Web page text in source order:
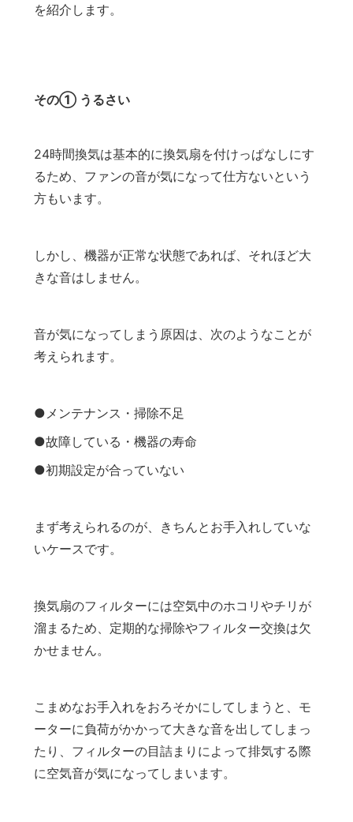
を紹介します。
その① うるさい
24時間換気は基本的に換気扇を付けっぱなしにす
るため、ファンの音が気になって仕方ないという
方もいます。
しかし、機器が正常な状態であれば、それほど大
きな音はしません。
音が気になってしまう原因は、次のようなことが
考えられます。
●メンテナンス・掃除不足
●故障している・機器の寿命
●初期設定が合っていない
まず考えられるのが、きちんとお手入れしていな
いケースです。
換気扇のフィルターには空気中のホコリやチリが
溜まるため、定期的な掃除やフィルター交換は欠
かせません。
こまめなお手入れをおろそかにしてしまうと、モ
ーターに負荷がかかって大きな音を出してしまっ
たり、フィルターの目詰まりによって排気する際
に空気音が気になってしまいます。